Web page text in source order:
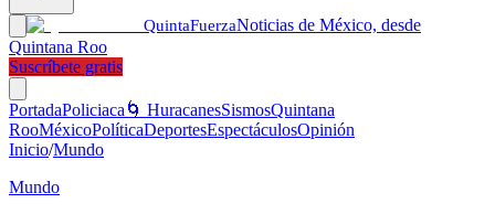
QuintaFuerzaNoticias de México, desde
Quintana Roo
Suscríbete gratis
PortadaPoliciaca 🌀 HuracanesSismosQuintana
RooMéxicoPolíticaDeportesEspectáculosOpinión
Inicio/Mundo
Mundo